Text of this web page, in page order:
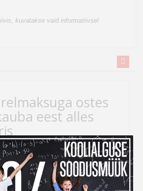
kuvatakse vaid informatiivsel
ostes
eest alles
tellimiseks peaks raha nappima,
abiga saad soovitud kauba
maksma hakkad alles